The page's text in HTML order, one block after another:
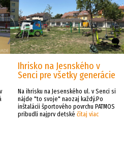
Ihrisko na Jesnského v
Senci pre všetky generácie
Na ihrisku na Jesenského ul. v Senci si
nájde "to svoje" naozaj každý.Po
inštalácii športového povrchu PATMOS
pribudli najprv detské čítaj viac